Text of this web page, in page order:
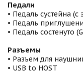
Педали
• Педаль сустейна
• Педаль
• Педаль состенуто
Разъемы
• Разъем для
• USB to HOST